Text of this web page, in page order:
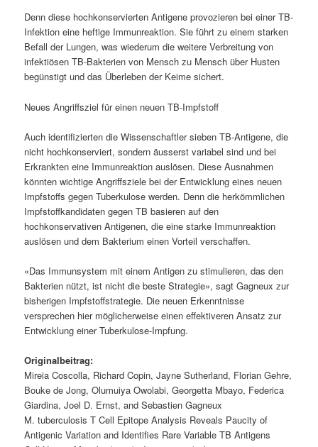
Denn diese hochkonservierten Antigene provozieren bei einer TB-
Infektion eine heftige Immunreaktion. Sie führt zu einem starken
Befall der Lungen, was wiederum die weitere Verbreitung von
infektiösen TB-Bakterien von Mensch zu Mensch über Husten
begünstigt und das Überleben der Keime sichert.
Neues Angriffsziel für einen neuen TB-Impfstoff
Auch identifizierten die Wissenschaftler sieben TB-Antigene, die
nicht hochkonserviert, sondern äusserst variabel sind und bei
Erkrankten eine Immunreaktion auslösen. Diese Ausnahmen
könnten wichtige Angriffsziele bei der Entwicklung eines neuen
Impfstoffs gegen Tuberkulose werden. Denn die herkömmlichen
Impfstoffkandidaten gegen TB basieren auf den
hochkonservativen Antigenen, die eine starke Immunreaktion
auslösen und dem Bakterium einen Vorteil verschaffen.
«Das Immunsystem mit einem Antigen zu stimulieren, das den
Bakterien nützt, ist nicht die beste Strategie», sagt Gagneux zur
bisherigen Impfstoffstrategie. Die neuen Erkenntnisse
versprechen hier möglicherweise einen effektiveren Ansatz zur
Entwicklung einer Tuberkulose-Impfung.
Originalbeitrag:
Mireia Coscolla, Richard Copin, Jayne Sutherland, Florian Gehre,
Bouke de Jong, Olumuiya Owolabi, Georgetta Mbayo, Federica
Giardina, Joel D. Ernst, and Sebastien Gagneux
M. tuberculosis T Cell Epitope Analysis Reveals Paucity of
Antigenic Variation and Identifies Rare Variable TB Antigens